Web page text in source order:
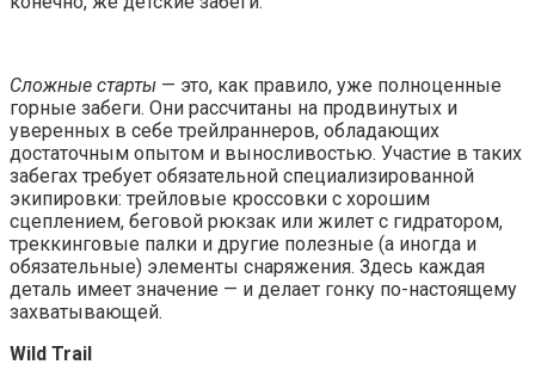
Сложные старты — это, как правило, уже полноценные
горные забеги. Они рассчитаны на продвинутых и
уверенных в себе трейлраннеров, обладающих
достаточным опытом и выносливостью. Участие в таких
забегах требует обязательной специализированной
экипировки: трейловые кроссовки с хорошим
сцеплением, беговой рюкзак или жилет с гидратором,
треккинговые палки и другие полезные (а иногда и
обязательные) элементы снаряжения. Здесь каждая
деталь имеет значение — и делает гонку по-настоящему
захватывающей.
Wild Trail